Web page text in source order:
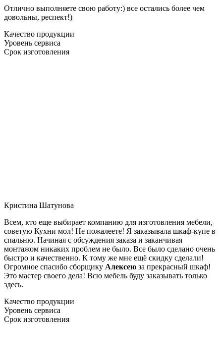
Отлично выполняете свою работу:) все остались более чем
довольны, респект!)
Качество продукции
Уровень сервиса
Срок изготовления
Кристина Шатунова
Всем, кто еще выбирает компанию для изготовления мебели,
советую Кухни мол! Не пожалеете! Я заказывала шкаф-купе в
спальню. Начиная с обсуждения заказа и заканчивая
монтажом никаких проблем не было. Все было сделано очень
быстро и качественно. К тому же мне ещё скидку сделали!
Огромное спасибо сборщику Алексею за прекрасный шкаф!
Это мастер своего дела! Всю мебель буду заказывать только
здесь.
Качество продукции
Уровень сервиса
Срок изготовления